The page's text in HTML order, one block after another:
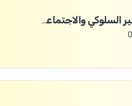
مسؤول قسم التغذية والتغير السلوكي والاجتماعي (رمز الوظيفة: AN-045)